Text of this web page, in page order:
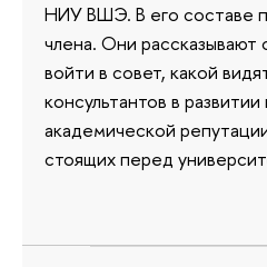
НИУ ВШЭ. В его составе
члена. Они
войти в совет, какой
консультантов в
академической
стоящих перед